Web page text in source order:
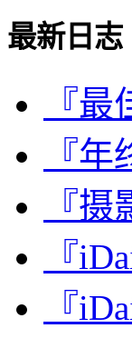
最新日志
『
『
『
『
『